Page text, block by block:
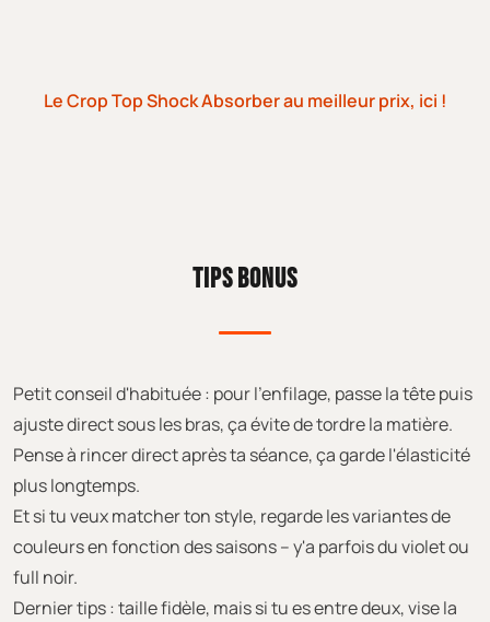
Le Crop Top Shock Absorber au meilleur prix, ici !
TIPS BONUS
Petit conseil d'habituée : pour l'enfilage, passe la tête puis
ajuste direct sous les bras, ça évite de tordre la matière.
Pense à rincer direct après ta séance, ça garde l'élasticité
plus longtemps.
Et si tu veux matcher ton style, regarde les variantes de
couleurs en fonction des saisons – y'a parfois du violet ou
full noir.
Dernier tips : taille fidèle, mais si tu es entre deux, vise la